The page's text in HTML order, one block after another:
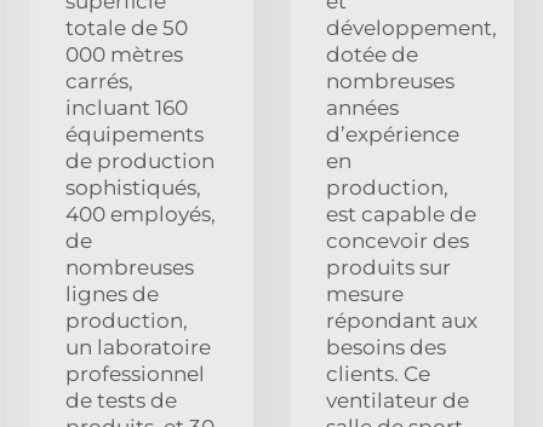
totale de 50
000 mètres
carrés,
incluant 160
équipements
de production
sophistiqués,
400 employés,
de
nombreuses
lignes de
production,
un laboratoire
professionnel
de tests de
développement,
dotée de
nombreuses
années
d’expérience
en
production,
est capable de
concevoir des
produits sur
mesure
répondant aux
besoins des
clients. Ce
ventilateur de